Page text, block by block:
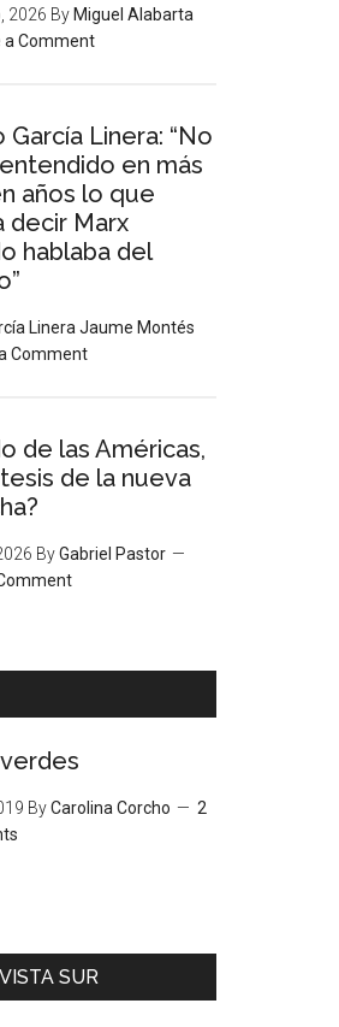
2026 By Miguel Alabarta
a Comment
García Linera: “No
en más
años lo que
decir Marx
hablaba del
Linera Jaume Montés
Comment
de las Américas,
de la nueva
ByGabriel Pastor
ByCarolina Corcho
2
SUR